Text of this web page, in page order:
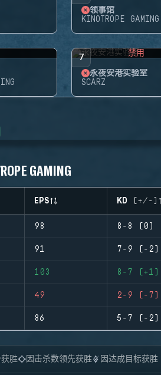
领事馆
KINOTROPE GAMING
7 禁用
永夜安港实验室
SCARZ
GAMING
EPS KD (+/-)
98 8-8 (0)
91 7-9 (-2)
103 8-7 (+1)
49 2-9 (-7)
86 5-7 (-2)
胜 因击杀数领先获胜 因达成目标获胜